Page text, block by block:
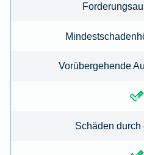
Vorübergehende
Schäden